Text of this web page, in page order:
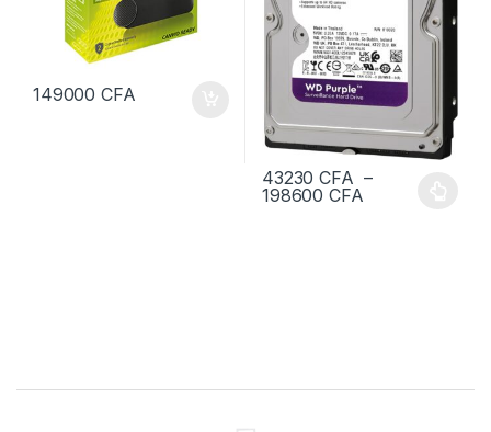
149000CFA
43230CFA –
198600CFAPlage de prix :
Ce produit a plusieurs